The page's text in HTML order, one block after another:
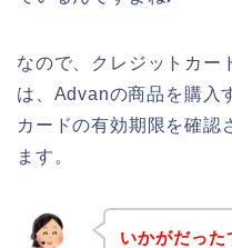
なので、クレジットカー
は、Advanの商品を購入
カードの有効期限を確認
ます。
いかがだった